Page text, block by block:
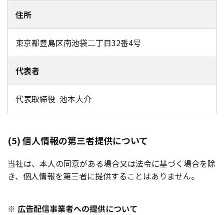
住所
東京都豊島区南池袋二丁目32番4号
代表者
代表取締役 池本大介
(5) 個人情報の第三者提供について
当社は、本人の同意がある場合又は法令に基づく場合を除
き、個人情報を第三者に提供することはありません。
※ 広告配信事業者への提供について